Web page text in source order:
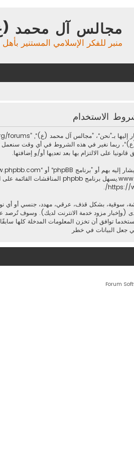
مجالس آل محمد
منبر للفكر الإسلامي المستنير
الاستخدام
ربما نغير في هذه الشروط في أي وقت سنعمل
على الالتزام بها بعد تعديها أو/و إضافتها.
https://
.
سوقية، بشكل قذف، عرقي، مهدد، جنسي أو
(وإخبار مزود خدمة الانترنت لديك). وسوف تُرصد
جعل البيانات في خطر